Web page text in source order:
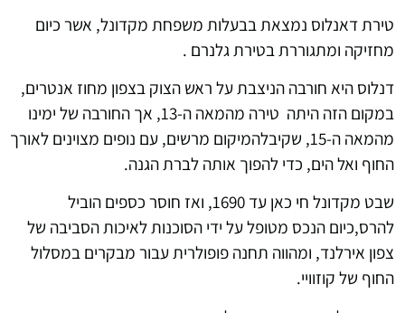
טירת דאנלוס נמצאת בבעלות משפחת מקדונל, אשר כיום
מחזיקה ומתגוררת בטירת גלנרם .
דנלוס היא חורבה הניצבת על ראש הצוק בצפון מחוז אנטרים,
במקום הזה היתה טירה מהמאה ה-13, אך החורבה של ימינו
מהמאה ה-15, שקיבלהמיקום מרשים, עם נופים מצוינים לאורך
החוף ואל הים, כדי להפוך אותה לברת הגנה.
שבט מקדונל חי כאן עד 1690, ואז חוסר כספים הוביל
להרס,כיום הנכס מטופל על ידי הסוכנות לאיכות הסביבה של
צפון אירלנד, ומהווה תחנה פופולרית עבור מבקרים במסלול
החוף של קוזוויי.